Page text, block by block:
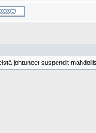
johtuneet suspendit